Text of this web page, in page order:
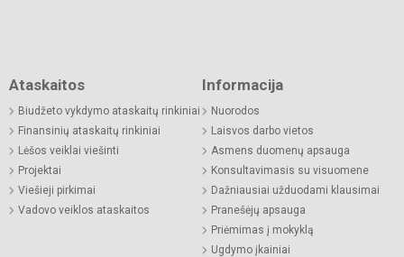
Ataskaitos
Biudžeto vykdymo ataskaitų rinkiniai
Finansinių ataskaitų rinkiniai
Lėšos veiklai viešinti
Projektai
Viešieji pirkimai
Vadovo veiklos ataskaitos
Informacija
Nuorodos
Laisvos darbo vietos
Asmens duomenų apsauga
Konsultavimasis su visuomene
Dažniausiai užduodami klausimai
Pranešėjų apsauga
Priėmimas į mokyklą
Ugdymo įkainiai